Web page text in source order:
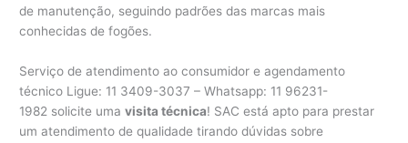
de manutenção, seguindo padrões das marcas mais
conhecidas de fogões.
Serviço de atendimento ao consumidor e agendamento
técnico Ligue: 11 3409-3037 – Whatsapp: 11 96231-
1982 solicite umavisita técnica! SAC está apto para prestar
um atendimento de qualidade tirando dúvidas sobre